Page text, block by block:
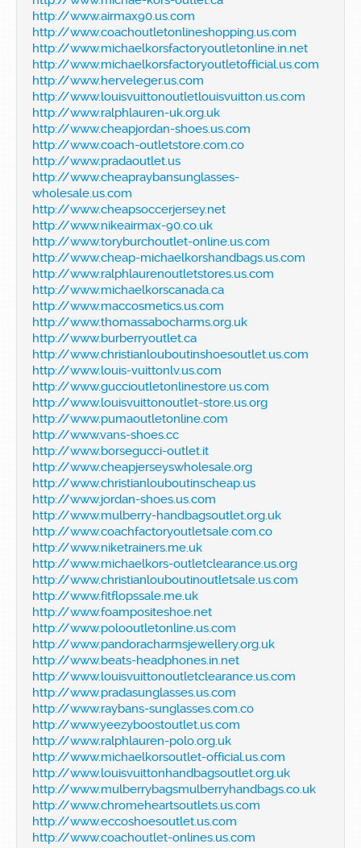
http://www.airmax90.us.com
http://www.coachoutletonlineshopping.us.com
http://www.michaelkorsfactoryoutletonline.in.net
http://www.michaelkorsfactoryoutletofficial.us.com
http://www.herveleger.us.com
http://www.louisvuittonoutletlouisvuitton.us.com
http://www.ralphlauren-uk.org.uk
http://www.cheapjordan-shoes.us.com
http://www.coach-outletstore.com.co
http://www.pradaoutlet.us
http://www.cheapraybansunglasses-
wholesale.us.com
http://www.cheapsoccerjersey.net
http://www.nikeairmax-90.co.uk
http://www.toryburchoutlet-online.us.com
http://www.cheap-michaelkorshandbags.us.com
http://www.ralphlaurenoutletstores.us.com
http://www.michaelkorscanada.ca
http://www.maccosmetics.us.com
http://www.thomassabocharms.org.uk
http://www.burberryoutlet.ca
http://www.christianlouboutinshoesoutlet.us.com
http://www.louis-vuittonlv.us.com
http://www.guccioutletonlinestore.us.com
http://www.louisvuittonoutlet-store.us.org
http://www.pumaoutletonline.com
http://www.vans-shoes.cc
http://www.borsegucci-outlet.it
http://www.cheapjerseyswholesale.org
http://www.christianlouboutinscheap.us
http://www.jordan-shoes.us.com
http://www.mulberry-handbagsoutlet.org.uk
http://www.coachfactoryoutletsale.com.co
http://www.niketrainers.me.uk
http://www.michaelkors-outletclearance.us.org
http://www.christianlouboutinoutletsale.us.com
http://www.fitflopssale.me.uk
http://www.foampositeshoe.net
http://www.polooutletonline.us.com
http://www.pandoracharmsjewellery.org.uk
http://www.beats-headphones.in.net
http://www.louisvuittonoutletclearance.us.com
http://www.pradasunglasses.us.com
http://www.raybans-sunglasses.com.co
http://www.yeezyboostoutlet.us.com
http://www.ralphlauren-polo.org.uk
http://www.michaelkorsoutlet-official.us.com
http://www.louisvuittonhandbagsoutlet.org.uk
http://www.mulberrybagsmulberryhandbags.co.uk
http://www.chromeheartsoutlets.us.com
http://www.eccoshoesoutlet.us.com
http://www.coachoutlet-onlines.us.com